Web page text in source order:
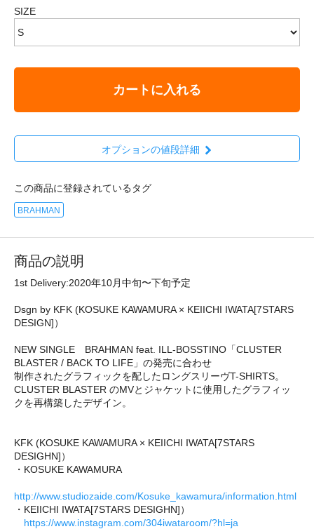
SIZE
カートに入れる
オプションの値段詳細
この商品に登録されているタグ
BRAHMAN
商品の説明
1st Delivery:2020年10月中旬〜下旬予定
Dsgn by KFK (KOSUKE KAWAMURA × KEIICHI IWATA[7STARS
DESIGN]）
NEW SINGLE BRAHMAN feat. ILL-BOSSTINO「CLUSTER
BLASTER / BACK TO LIFE」の発売に合わせ
制作されたグラフィックを配したロングスリーヴT-SHIRTS。
CLUSTER BLASTER のMVとジャケットに使用したグラフィッ
クを再構築したデザイン。
KFK (KOSUKE KAWAMURA × KEIICHI IWATA[7STARS
DESIGHN]）
・KOSUKE KAWAMURA
http://www.studiozaide.com/Kosuke_kawamura/information.html
・KEIICHI IWATA[7STARS DESIGHN]）
https://www.instagram.com/304iwataroom/?hl=ja